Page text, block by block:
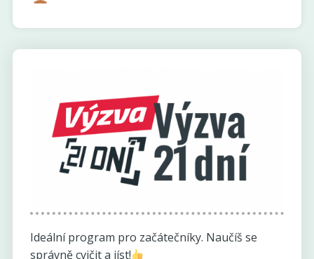
Ideální program pro začátečníky. Naučíš se
správně cvičit a jíst!